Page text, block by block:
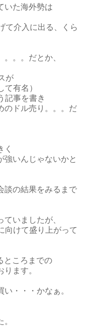
いた海外勢は
て介入に出る、くら
。。だとか、
が
て有名）
記事を書き
のドル売り。。。だ
く
強いんじゃないかと
談の結果をみるまで
いましたが、
向けて盛り上がって
ところまでの
ます。
・・・かなぁ。